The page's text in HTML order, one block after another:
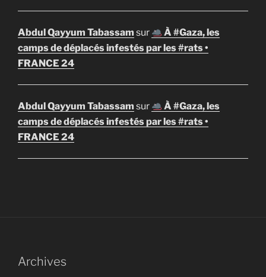
Abdul Qayyum Tabassam sur
À #Gaza, les
camps de déplacés infestés par les #rats •
FRANCE 24
Abdul Qayyum Tabassam sur
À #Gaza, les
camps de déplacés infestés par les #rats •
FRANCE 24
Archives